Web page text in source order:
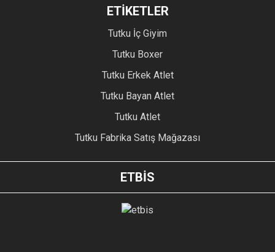
ETİKETLER
Tutku İç Giyim
Tutku Boxer
Tutku Erkek Atlet
Tutku Bayan Atlet
Tutku Atlet
Tutku Fabrika Satış Mağazası
ETBİS